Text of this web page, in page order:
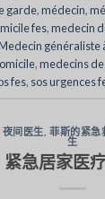
garde,médecin,
fes,medecin
généraliste
,medecins
fes, sos urgences
夜间医生 ,菲斯的紧急
生
紧急居家医